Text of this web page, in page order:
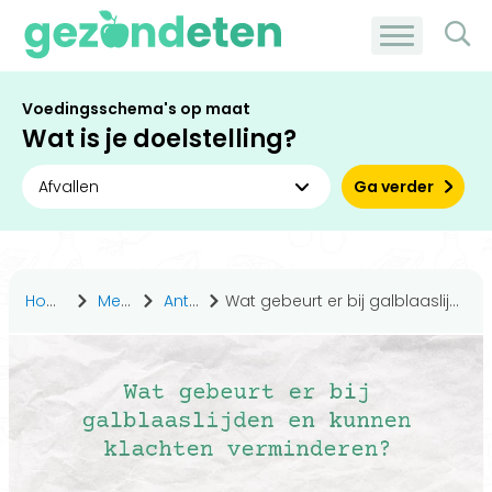
Voedingsschema's op maat
Wat is je doelstelling?
Ga verder
Home Medisch Antwoorden Wat gebeurt er bij galblaaslijden en kunnen klachten verminderen?